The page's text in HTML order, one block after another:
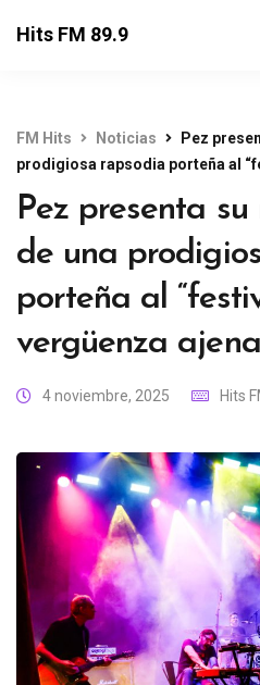
Hits FM 89.9
FM Hits Noticias
Pez
prodigiosa rapsodia porteña al
Pez presenta su
de una
porteña al
vergüenza
4 noviembre, 2025 Hits